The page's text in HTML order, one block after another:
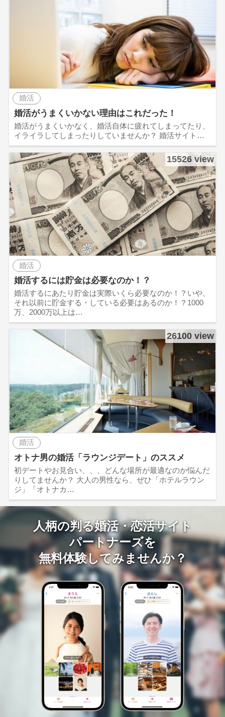
婚活
婚活がうまくいかない理由はこれだった！
婚活がうまくいかなく、婚活自体に疲れてしまってたり、
イライラしてしまったりしていませんか？ 婚活サイト…
15526 view
婚活
婚活するには貯金は必要なのか！？
婚活するにあたり貯金は実際いくら必要なのか！？いや、
それ以前に貯金する・している必要はあるのか！？1000
万、2000万以上は…
26100 view
婚活
オトナ男の婚活「ラウンジデート」のススメ
初デートやお見合い、、、どんな場所が最適なのか悩んだ
りしてませんか？ 大人の男性なら、ぜひ「ホテルラウン
ジ」「オトナカ…
人柄の判る婚活・恋活サイト
パートナーズを
無料体験してみませんか？